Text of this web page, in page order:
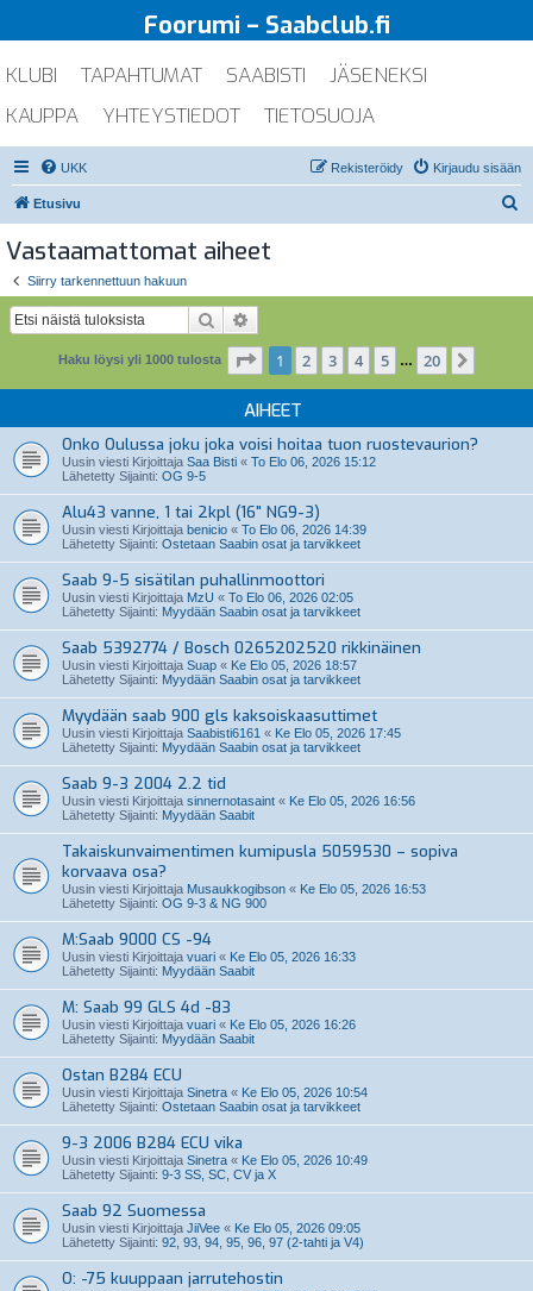
Foorumi – Saabclub.fi
KLUBI TAPAHTUMAT SAABISTI
JÄSENEKSI
KAUPPA
YHTEYSTIEDOT TIETOSUOJA
UKK Kirjaudu sisään
Rekisteröidy
Etusivu
Vastaamattomat aiheet
Siirry tarkennettuun hakuun
Etsi
Haku löysi yli 1000 tulosta Sivu /20
1 2 3 4 5 … 20
AIHEET
Onko Oulussa joku joka voisi hoitaa tuon ruostevaurion?
Uusin viesti Kirjoittaja Saa Bisti « To Elo 06, 2026 15:12
Lähetetty Sijainti: OG 9-5
Alu43 vanne, 1 tai 2kpl (16" NG9-3)
Uusin viesti Kirjoittaja benicio « To Elo 06, 2026 14:39
Lähetetty Sijainti: Ostetaan Saabin osat ja tarvikkeet
Saab 9-5 sisätilan puhallinmoottori
Uusin viesti Kirjoittaja MzU « To Elo 06, 2026 02:05
Lähetetty Sijainti: Myydään Saabin osat ja tarvikkeet
Saab 5392774 / Bosch 0265202520 rikkinäinen
Uusin viesti Kirjoittaja Suap « Ke Elo 05, 2026 18:57
Lähetetty Sijainti: Myydään Saabin osat ja tarvikkeet
Myydään saab 900 gls kaksoiskaasuttimet
Uusin viesti Kirjoittaja Saabisti6161 « Ke Elo 05, 2026 17:45
Lähetetty Sijainti: Myydään Saabin osat ja tarvikkeet
Saab 9-3 2004 2.2 tid
Uusin viesti Kirjoittaja sinnernotasaint « Ke Elo 05, 2026 16:56
Lähetetty Sijainti: Myydään Saabit
Takaiskunvaimentimen kumipusla 5059530 – sopiva
korvaava osa?
Uusin viesti Kirjoittaja Musaukkogibson « Ke Elo 05, 2026 16:53
Lähetetty Sijainti: OG 9-3 & NG 900
M:Saab 9000 CS -94
Uusin viesti Kirjoittaja vuari « Ke Elo 05, 2026 16:33
Lähetetty Sijainti: Myydään Saabit
M: Saab 99 GLS 4d -83
Uusin viesti Kirjoittaja vuari « Ke Elo 05, 2026 16:26
Lähetetty Sijainti: Myydään Saabit
Ostan B284 ECU
Uusin viesti Kirjoittaja Sinetra « Ke Elo 05, 2026 10:54
Lähetetty Sijainti: Ostetaan Saabin osat ja tarvikkeet
9-3 2006 B284 ECU vika
Uusin viesti Kirjoittaja Sinetra « Ke Elo 05, 2026 10:49
Lähetetty Sijainti: 9-3 SS, SC, CV ja X
Saab 92 Suomessa
Uusin viesti Kirjoittaja JiiVee « Ke Elo 05, 2026 09:05
Lähetetty Sijainti: 92, 93, 94, 95, 96, 97 (2-tahti ja V4)
O: -75 kuuppaan jarrutehostin